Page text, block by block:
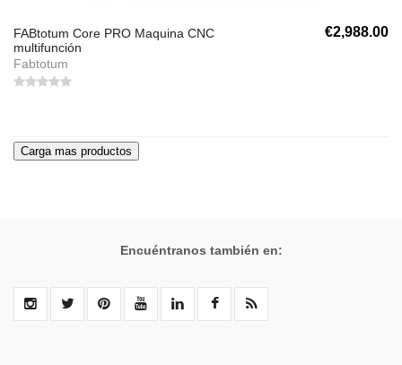
FABtotum Core PRO Maquina CNC
multifunción
Fabtotum
€2,988.00
Encuéntranos también en: